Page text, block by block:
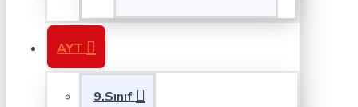
AYT
9.Sınıf